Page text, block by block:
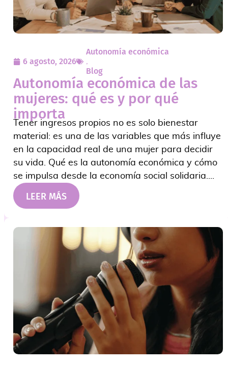
6 agosto, 2026
Autonomía económica
,
Blog
Autonomía económica de las
mujeres: qué es y por qué
importa
Tener ingresos propios no es solo bienestar
material: es una de las variables que más influye
en la capacidad real de una mujer para decidir
su vida. Qué es la autonomía económica y cómo
se impulsa desde la economía social solidaria....
LEER MÁS